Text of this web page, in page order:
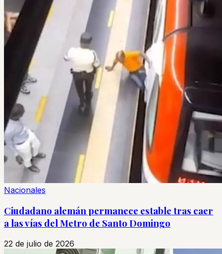
Nacionales
Ciudadano alemán permanece estable tras caer
a las vías del Metro de Santo Domingo
22 de julio de 2026